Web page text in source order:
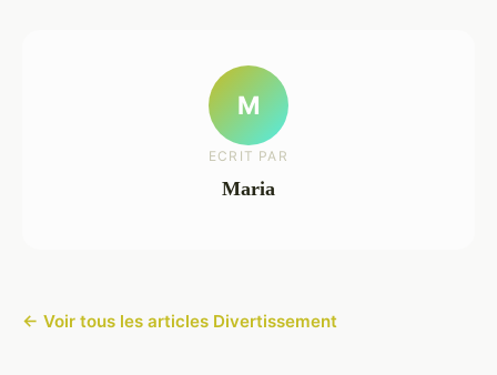
M
ECRIT PAR
Maria
← Voir tous les articles Divertissement